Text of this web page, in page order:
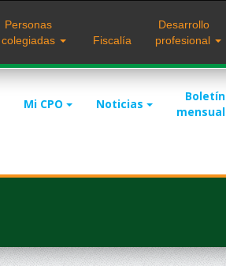
Personas
colegiadas
Fiscalía
Desarrollo
profesional
Mi CPO Noticias
Boletín
mensual